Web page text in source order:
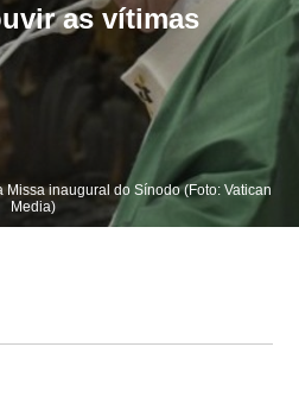
as vítimas
Missa inaugural do Sínodo (Foto: Vatican
Media)